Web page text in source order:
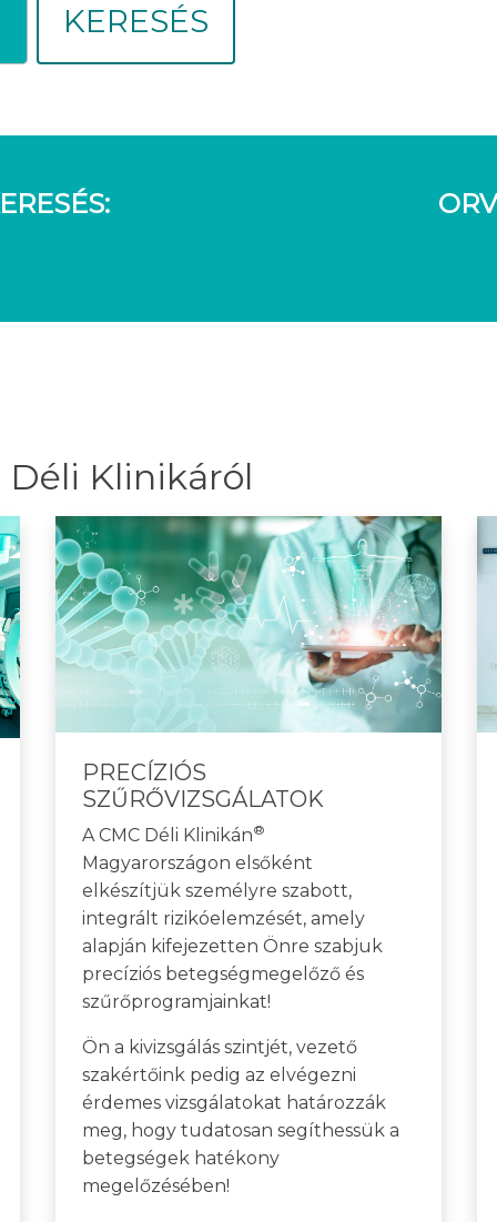
KERESÉS
Klinikáról
PRECÍZIÓS
SZŰRŐVIZSGÁLATOK
A CMC Déli Klinikán®
Magyarországon elsőként
elkészítjük személyre szabott,
integrált rizikóelemzését, amely
alapján kifejezetten Önre szabjuk
precíziós betegségmegelőző és
szűrőprogramjainkat!
Ön a kivizsgálás szintjét, vezető
szakértőink pedig az elvégezni
érdemes vizsgálatokat határozzák
meg, hogy tudatosan segíthessük a
betegségek hatékony
megelőzésében!